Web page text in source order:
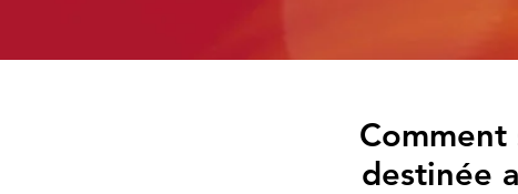
Comment
destinée